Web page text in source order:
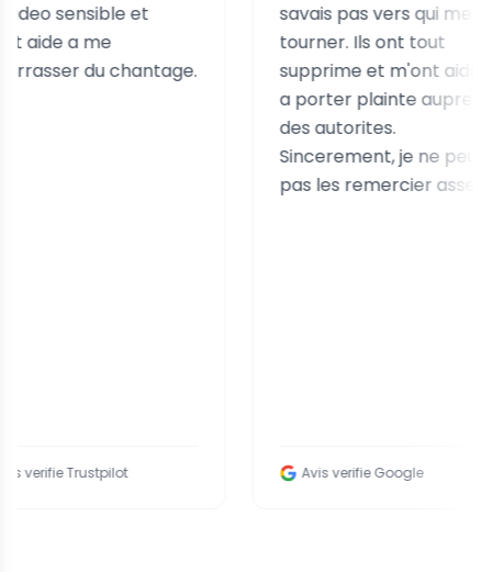
et
a me
du chantage.
Trustpilot
savais pas vers qui me
tourner. Ils ont tout
supprime et m'ont aidee
a porter plainte aupres
des autorites.
Sincerement, je ne peux
pas les remercier assez.
Avis verifie Google